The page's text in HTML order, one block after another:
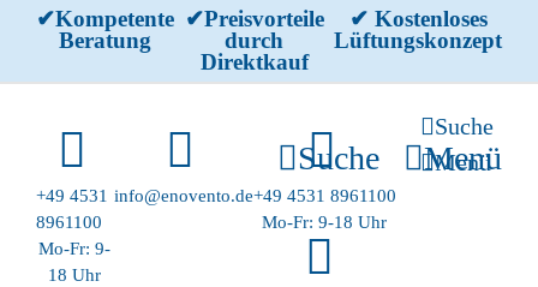
Skip
content
✔Kompetente
Beratung
✔Preisvorteile
durch
Direktkauf
✔ Kostenloses
Lüftungskonzept
+49 4531
8961100
Mo-Fr: 9-
18 Uhr
info@enovento.de+49 4531 8961100
Mo-Fr: 9-18 Uhr
Suche
Menü
Menü
Suche